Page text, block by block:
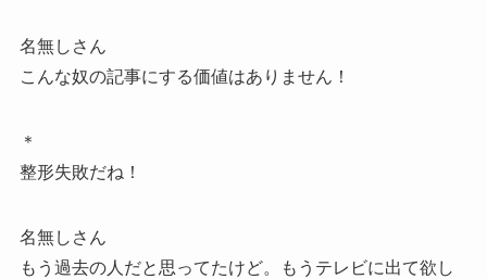
名無しさん
こんな奴の記事にする価値はありません！
＊
整形失敗だね！
名無しさん
もう過去の人だと思ってたけど。もうテレビに出て欲し